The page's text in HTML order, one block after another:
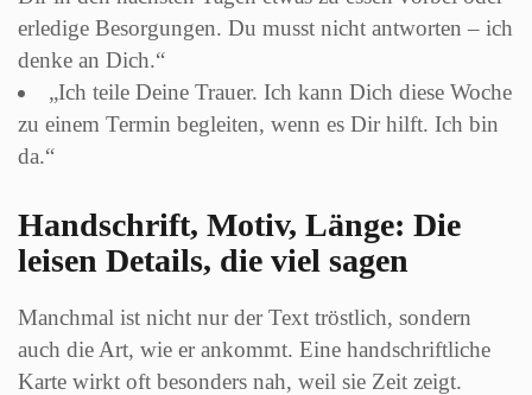
erledige Besorgungen. Du musst nicht antworten – ich
denke an Dich.“
„Ich teile Deine Trauer. Ich kann Dich diese Woche
zu einem Termin begleiten, wenn es Dir hilft. Ich bin
da.“
Handschrift, Motiv, Länge: Die
leisen Details, die viel sagen
Manchmal ist nicht nur der Text tröstlich, sondern
auch die Art, wie er ankommt. Eine handschriftliche
Karte wirkt oft besonders nah, weil sie Zeit zeigt.